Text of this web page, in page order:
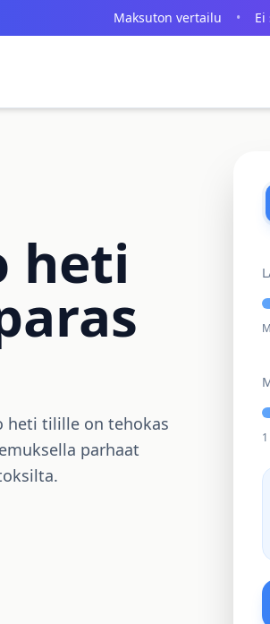
Maksuton vertailu • Ei
heti
heti tilille on tehokas
parhaat